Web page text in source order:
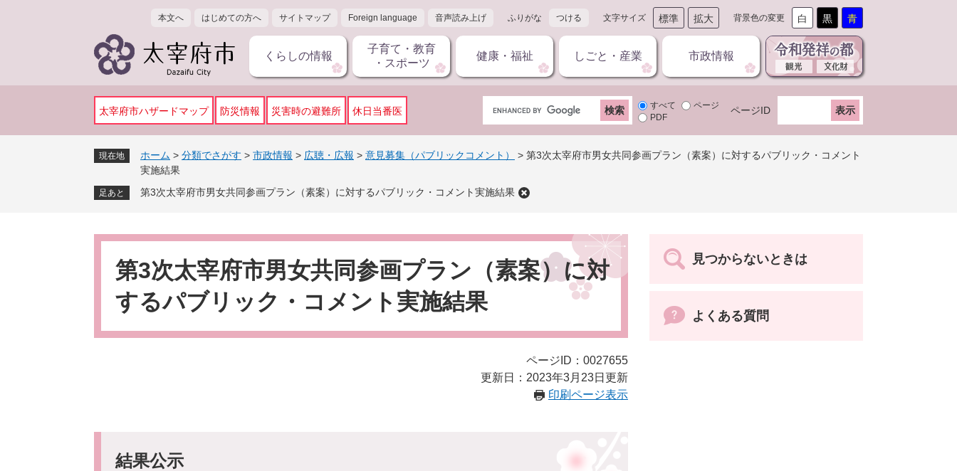
本文へ はじめての方へ サイトマップ Foreign language 音声読み上げ ふりがな つける 文字サイズ 標準 拡大 背景色の変更 白 黒 青
くらしの情報
子育て・教育
・スポーツ
健康・福祉 しごと・産業 市政情報
太宰府市ハザードマップ 防災情報 災害時の避難所 休日当番医
G
o
g
カ
ム
索
すべて
ページ
PDF
ページID
現在地 ホーム > 分類でさがす > 市政情報 > 広聴・広報 > 意見募集（パブリックコメント） > 第3次太宰府市男女共同参画プラン（素案）に対するパブリック・コメント
実施結果
足あと 第3次太宰府市男女共同参画プラン（素案）に対するパブリック・コメント実施結果
本
第3次太宰府市男女共同参画プラン（素案）に対
するパブリック・コメント実施結果
ページID：0027655
更新日：2023年3月23日更新
印刷ページ表示
結果公示
見つからないときは
よくある質問